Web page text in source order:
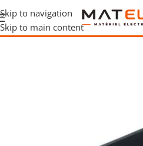
Skip to navigation
Skip to main content
et raccordement/Mise à la terre/